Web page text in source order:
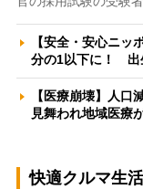
【安全・安心ニッ
分の1以下に！
【医療崩壊】人口
見舞われ地域医
快適クルマ生